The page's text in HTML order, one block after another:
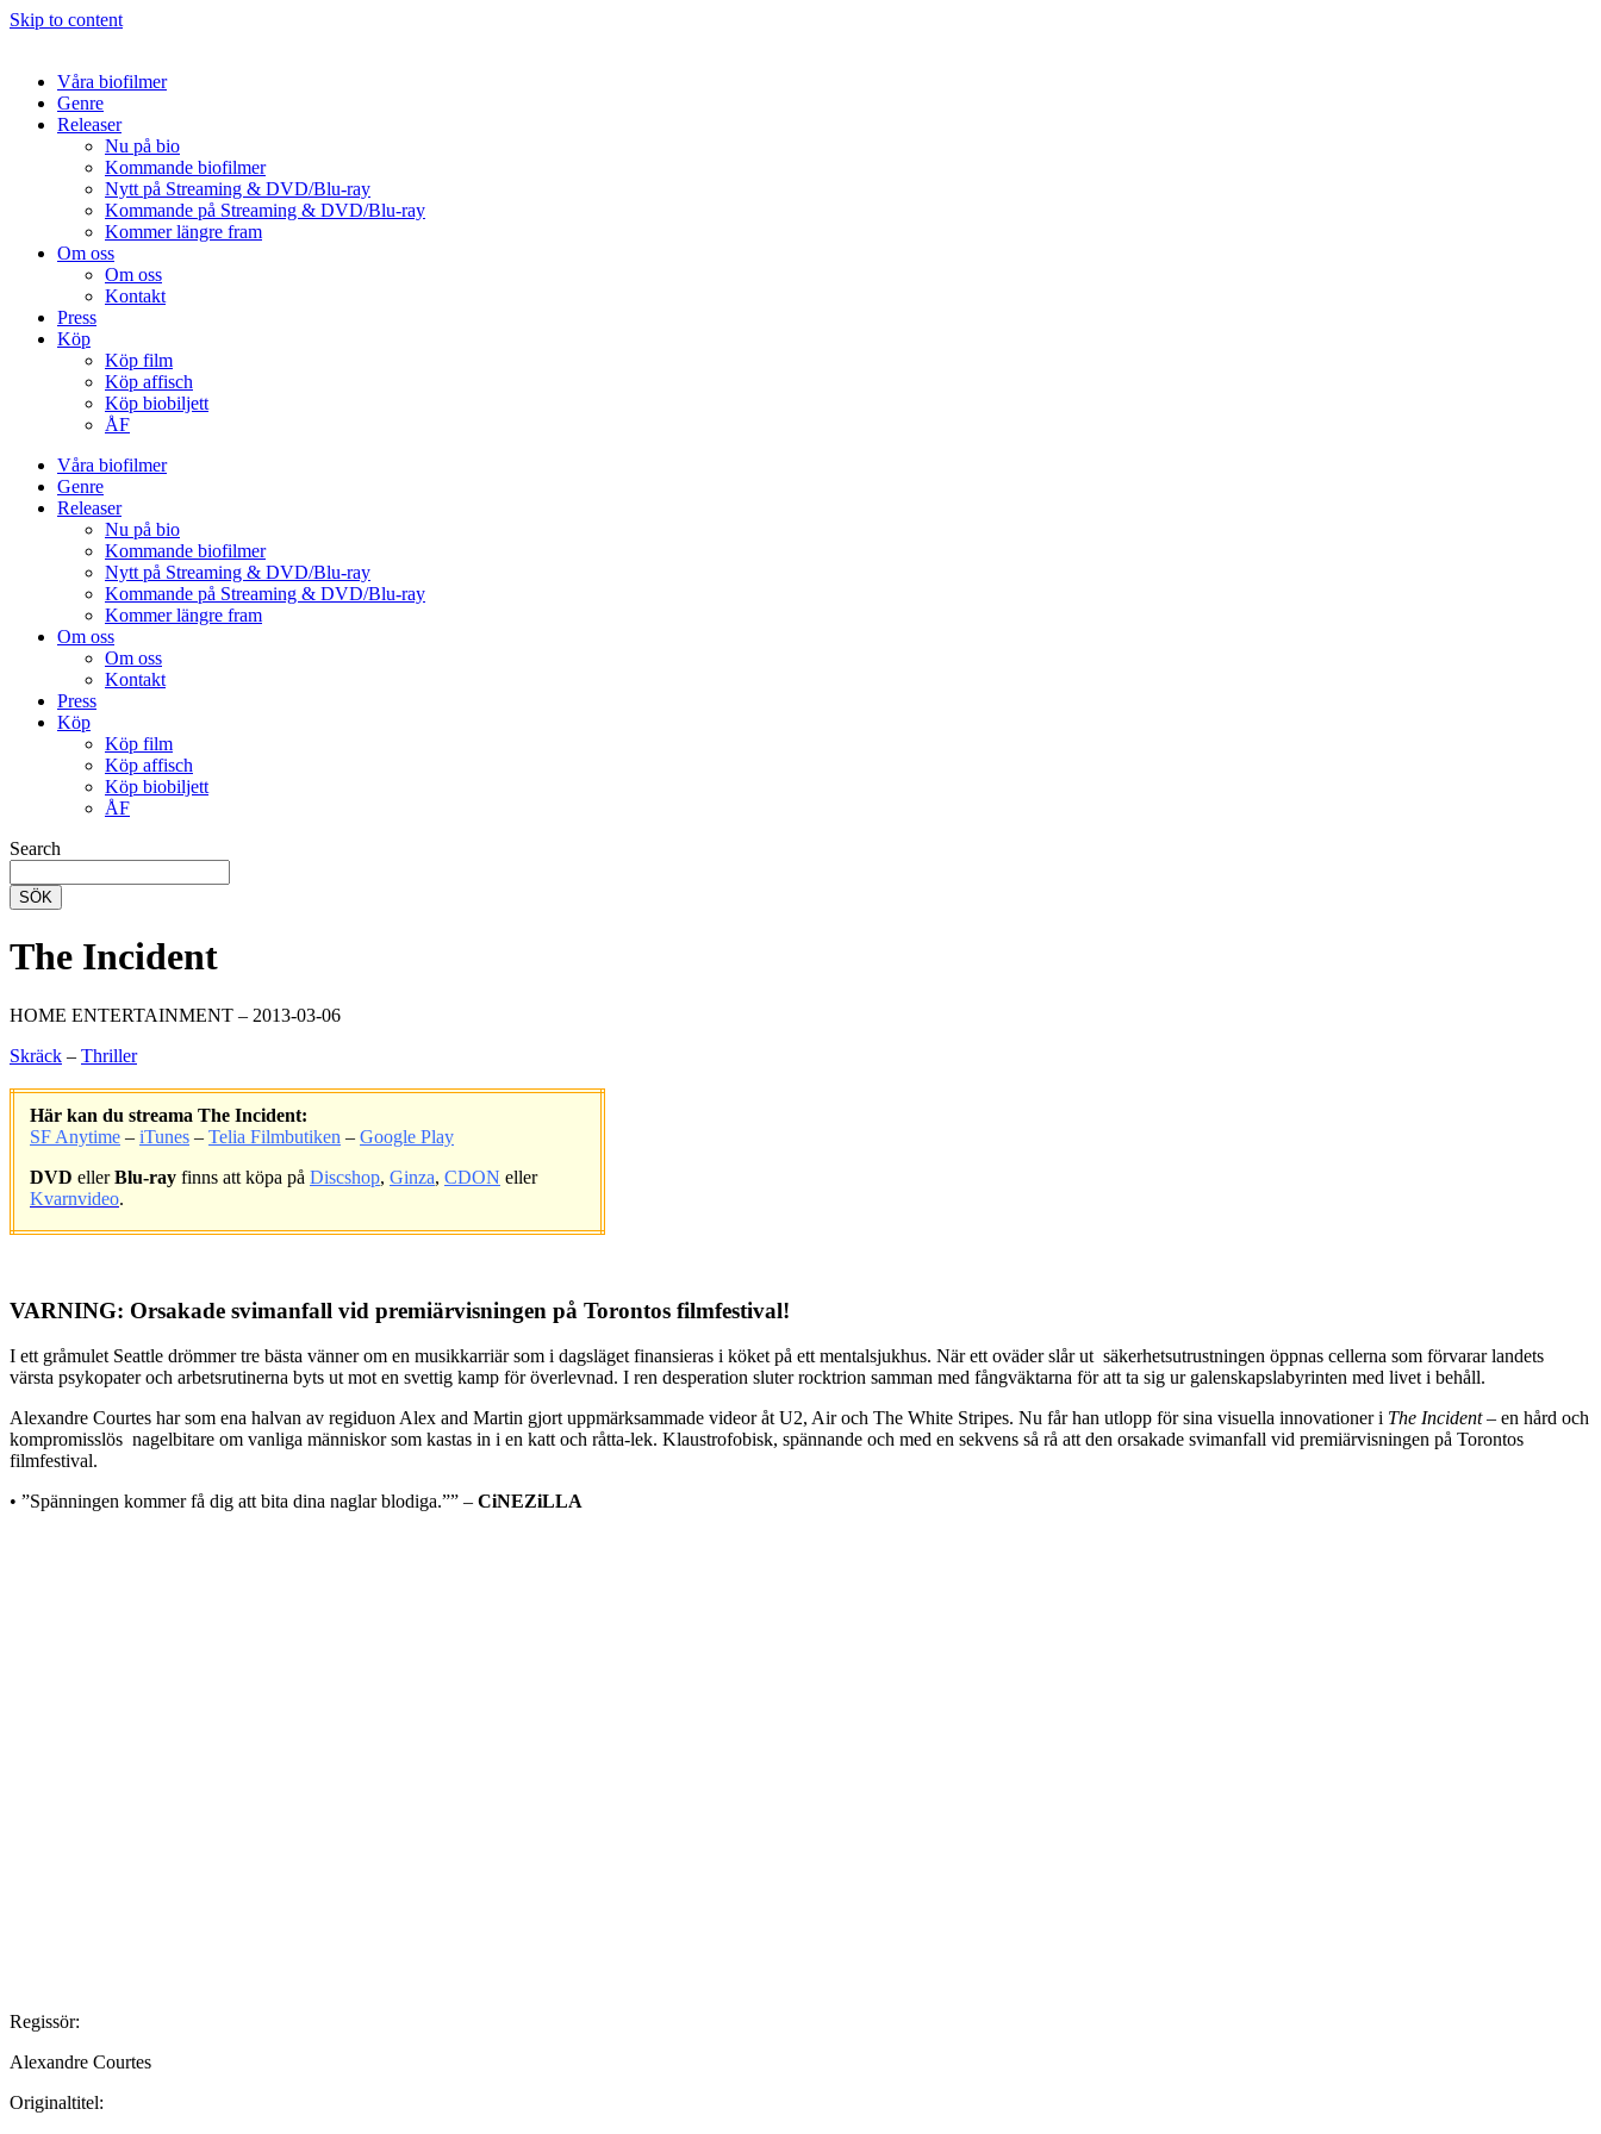
Skip to content
Våra biofilmer
Genre
Releaser
Nu på bio
Kommande biofilmer
Nytt på Streaming & DVD/Blu-ray
Kommande på Streaming & DVD/Blu-ray
Kommer längre fram
Om oss
Om oss
Kontakt
Press
Köp
Köp film
Köp affisch
Köp biobiljett
ÅF
Våra biofilmer
Genre
Releaser
Nu på bio
Kommande biofilmer
Nytt på Streaming & DVD/Blu-ray
Kommande på Streaming & DVD/Blu-ray
Kommer längre fram
Om oss
Om oss
Kontakt
Press
Köp
Köp film
Köp affisch
Köp biobiljett
ÅF
Search
SÖK
The Incident
HOME ENTERTAINMENT – 2013-03-06
Skräck – Thriller
Här kan du streama The Incident:
SF Anytime – iTunes – Telia Filmbutiken – Google Play
DVD ellerBlu-ray finns att köpa på Discshop, Ginza, CDON eller
Kvarnvideo.
VARNING: Orsakade svimanfall vid premiärvisningen på Torontos filmfestival!
I ett gråmulet Seattle drömmer tre bästa vänner om en musikkarriär som i dagsläget finansieras i köket på ett mentalsjukhus. När ett oväder slår ut säkerhetsutrustningen öppnas cellerna som förvarar landets
värsta psykopater och arbetsrutinerna byts ut mot en svettig kamp för överlevnad. I ren desperation sluter rocktrion samman med fångväktarna för att ta sig ur galenskapslabyrinten med livet i behåll.
Alexandre Courtes har som ena halvan av regiduon Alex and Martin gjort uppmärksammade videor åt U2, Air och The White Stripes. Nu får han utlopp för sina visuella innovationer i The Incident– en hård och
kompromisslös nagelbitare om vanliga människor som kastas in i en katt och råtta-lek. Klaustrofobisk, spännande och med en sekvens så rå att den orsakade svimanfall vid premiärvisningen på Torontos
filmfestival.
• ”Spänningen kommer få dig att bita dina naglar blodiga.”” – CiNEZiLLA
Regissör:
Alexandre Courtes
Originaltitel: